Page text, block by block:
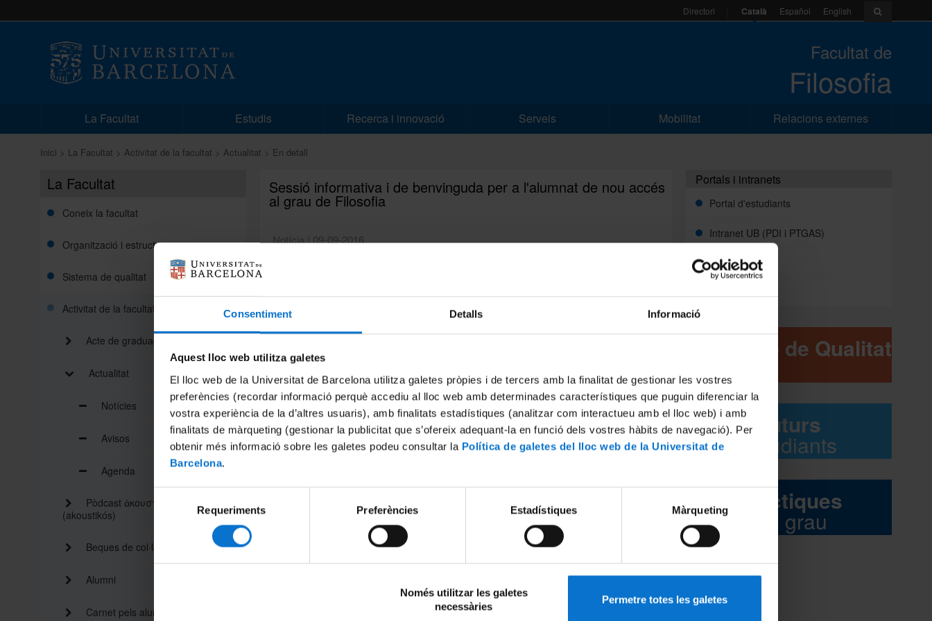
Consentiment Detalls Informació
Aquest lloc web utilitza galetes
El lloc web de la Universitat de Barcelona utilitza galetes pròpies i de tercers amb la finalitat de gestionar les vostres
preferències (recordar informació perquè accediu al lloc web amb determinades característiques que puguin diferenciar la
vostra experiència de la d’altres usuaris), amb finalitats estadístiques (analitzar com interactueu amb el lloc web) i amb
finalitats de màrqueting (gestionar la publicitat que s’ofereix adequant-la en funció dels vostres hàbits de navegació). Per
obtenir més informació sobre les galetes podeu consultar la Política de galetes del lloc web de la Universitat de
Barcelona.
consentiment
Requeriments Preferències Estadístiques Màrqueting
Només utilitzar les galetes
necessàries
Permetre totes les galetes
Directori Català Español English
Facultat de
Filosofia
La Facultat Estudis Recerca i innovació Serveis Mobilitat Relacions externes
Inici La Facultat Activitat de la facultat Actualitat En detall
La Facultat
Coneix la facultat
Organització i estructura
Sistema de qualitat
Activitat de la facultat
Acte de graduació
Actualitat
Notícies
Avisos
Agenda
Pòdcast ἀκουστικός
(akoustikós)
Beques de col·laboració
Alumni
Carnet pels alumnes i personal
Sessió informativa i de benvinguda per a l'alumnat de nou accés
al grau de Filosofia
Notícia | 09-09-2016
El dijous dia 15 de setembre hi haurà dues sessions informatives a la Sala Gran, 4t
pis, una al matí (12 h) i l'altra, a la tarda (17 h).
S'informarà, entre altres temes, sobre la Biblioteca i els Serveis Lingüístics, els
representants dels estudiants i el Pla d'acció tutorial (PAT).
Hi esteu convidats! Esperem la vostra assistència.
Comparteix-ho:
Portals i intranets
Portal d'estudiants
Intranet UB (PDI i PTGAS)
Campus Virtual
Alumni UB
Comissió de Qualitat
Futurs
estudiants
Pràctiques
del grau